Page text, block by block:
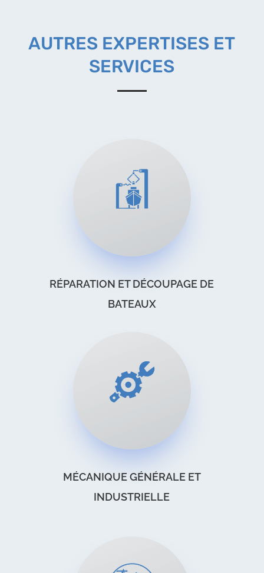
AUTRES EXPERTISES ET
SERVICES
RÉPARATION ET DÉCOUPAGE DE
BATEAUX
MÉCANIQUE GÉNÉRALE ET
INDUSTRIELLE